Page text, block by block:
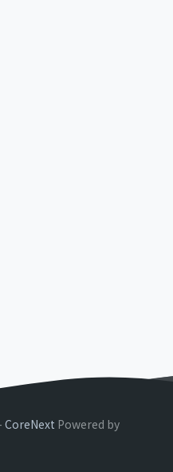
CoreNext Powered by